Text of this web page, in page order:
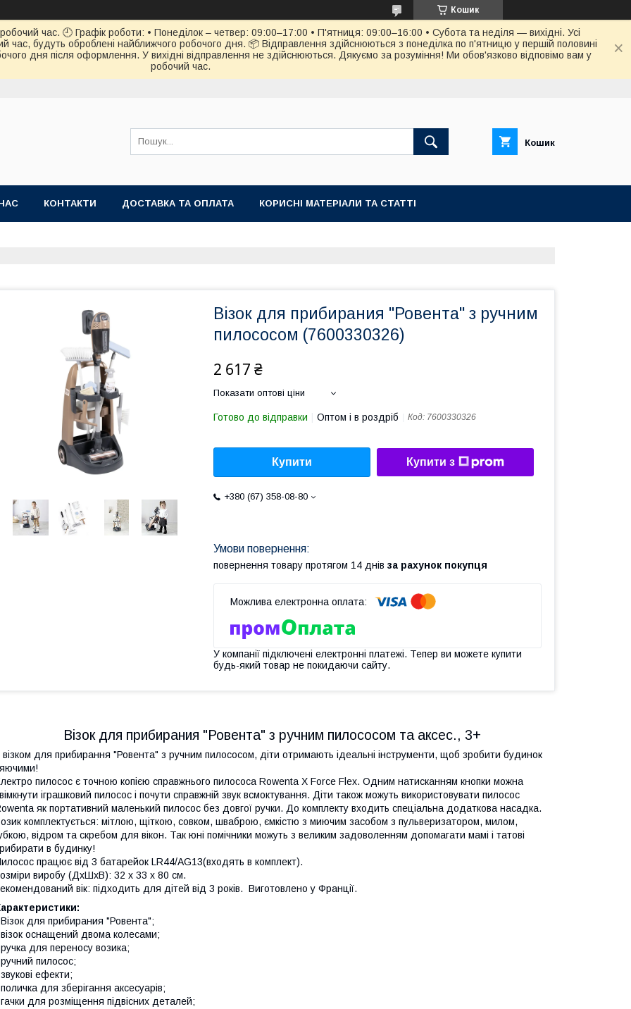
Кошик
час. 🕘 Графік роботи: • Понеділок – четвер: 09:00–17:00 • П'ятниця: 09:00–16:00 • Субота та неділя — вихідні. Усі
час, будуть оброблені найближчого робочого дня. 📦 Відправлення здійснюються з понеділка по п'ятницю у першій половині
дня після оформлення. У вихідні відправлення не здійснюються. Дякуємо за розуміння! Ми обов'язково відповімо вам у
робочий час.
Кошик
КОНТАКТИ ДОСТАВКА ТА ОПЛАТА КОРИСНІ МАТЕРІАЛИ ТА СТАТТІ
Вiзок для прибирания "Ровента" з ручним
пилососом (7600330326)
2 617 ₴
Показати оптові ціни
Готово до відправки Оптом і в роздріб Код: 7600330326
Купити Купити з
+380 (67) 358-08-80
повернення товару протягом 14 днів за рахунок покупця
У компанії підключені електронні платежі. Тепер ви можете купити
будь-який товар не покидаючи сайту.
Вiзок для прибирания "Ровента" з ручним пилососом та аксес., 3+
візком для прибирання "Ровента" з ручним пилососом, діти отримають ідеальні інструменти, щоб зробити будинок
пилосос є точною копією справжнього пилососа Rowenta X Force Flex. Одним натисканням кнопки можна
іграшковий пилосос і почути справжній звук всмоктування. Діти також можуть використовувати пилосос
як портативний маленький пилосос без довгої ручки. До комплекту входить спеціальна додаткова насадка.
комплектується: мітлою, щіткою, совком, шваброю, ємкістю з миючим засобом з пульверизатором, милом,
відром та скребом для вікон. Так юні помічники можуть з великим задоволенням допомагати мамі і татові
в будинку!
працює від 3 батарейок LR44/AG13(входять в комплект).
виробу (ДхШхВ): 32 x 33 x 80 см.
вік: підходить для дітей від 3 років. Виготовлено у Франції.
для прибирания "Ровента";
оснащений двома колесами;
для переносу возика;
пилосос;
ефекти;
для зберігання аксесуарів;
для розміщення підвісних деталей;